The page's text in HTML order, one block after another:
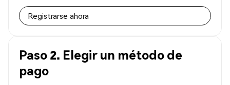
Registrarse ahora
Paso 2. Elegir un método de
pago